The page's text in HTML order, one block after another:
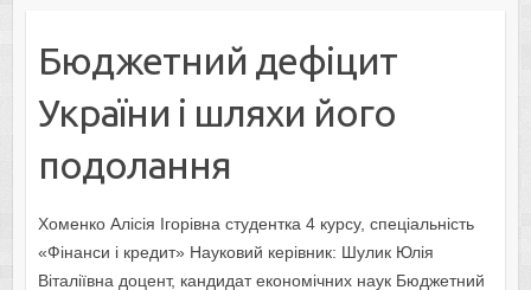
Бюджетний дефіцит
України і шляхи його
подолання
Хоменко Алісія Ігорівна студентка 4 курсу, спеціальність
«Фінанси і кредит» Науковий керівник: Шулик Юлія
Віталіївна доцент, кандидат економічних наук Бюджетний